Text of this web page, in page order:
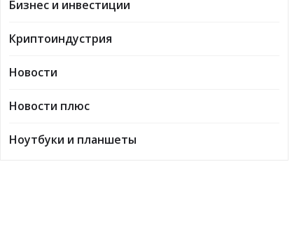
Бизнес и инвестиции
Криптоиндустрия
Новости
Новости плюс
Ноутбуки и планшеты